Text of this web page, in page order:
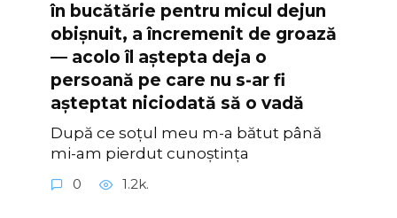
în bucătărie pentru micul dejun
obișnuit, a încremenit de groază
— acolo îl aștepta deja o
persoană pe care nu s-ar fi
așteptat niciodată să o vadă
După ce soțul meu m-a bătut până
mi-am pierdut cunoștința
0 1.2k.